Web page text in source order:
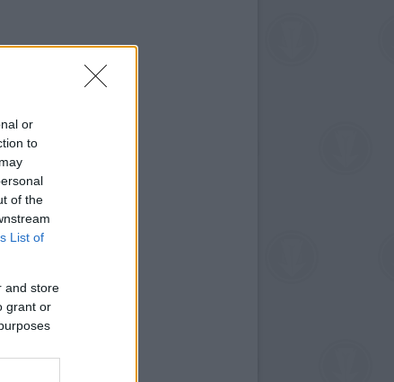
or
to
of the
List of
and store
grant or